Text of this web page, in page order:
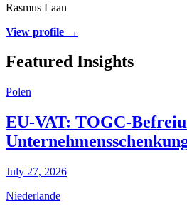
Rasmus Laan
View profile →
Featured Insights
Polen
EU-VAT: TOGC-
July 27, 2026
Niederlande